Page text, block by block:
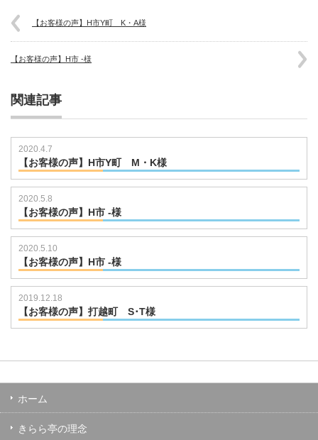
【お客様の声】H市Y町 K・A様
【お客様の声】H市 -様
関連記事
2020.4.7
【お客様の声】H市Y町 M・K様
2020.5.8
【お客様の声】H市 -様
2020.5.10
【お客様の声】H市 -様
2019.12.18
【お客様の声】打越町 S･T様
ホーム
きらら亭の理念